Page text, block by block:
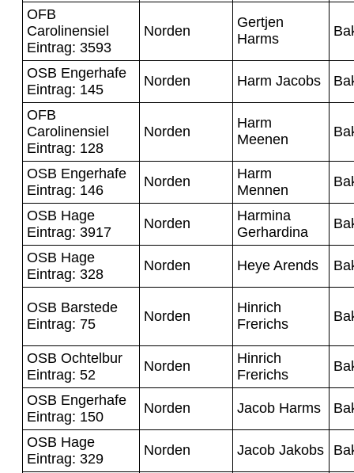
OFB
Carolinensiel
Eintrag: 3593
Norden
Gertjen
Harms
OSB Engerhafe
Eintrag: 145
Norden Harm Jacobs
OFB
Carolinensiel
Eintrag: 128
Norden
Harm
Meenen
OSB Engerhafe
Eintrag: 146
Norden
Harm
Mennen
OSB Hage
Eintrag: 3917
Norden
Harmina
Gerhardina
OSB Hage
Eintrag: 328
Norden Heye Arends
OSB Barstede
Eintrag: 75
Norden
Hinrich
Frerichs
OSB Ochtelbur
Eintrag: 52
Norden
Hinrich
Frerichs
OSB Engerhafe
Eintrag: 150
Norden Jacob Harms
OSB Hage
Eintrag: 329
Norden Jacob Jakobs